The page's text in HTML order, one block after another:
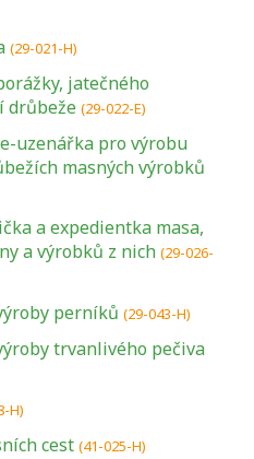
(29-021-H)
jatečného
drůbeže (29-022-E)
uzenářka pro výrobu
masných výrobků
a expedientka masa,
a výrobků z nich (29-026-
perníků (29-043-H)
trvanlivého pečiva
H)
cest (41-025-H)